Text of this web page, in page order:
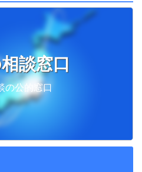
談窓口
の公的窓口